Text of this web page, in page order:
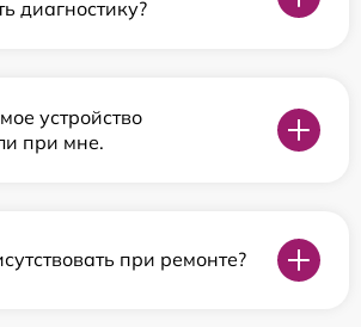
диагностику?
устройство
при мне.
при ремонте?